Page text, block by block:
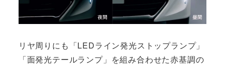
リヤ周りにも「LEDライン発光ストップランプ」
「面発光テールランプ」を組み合わせた赤基調の